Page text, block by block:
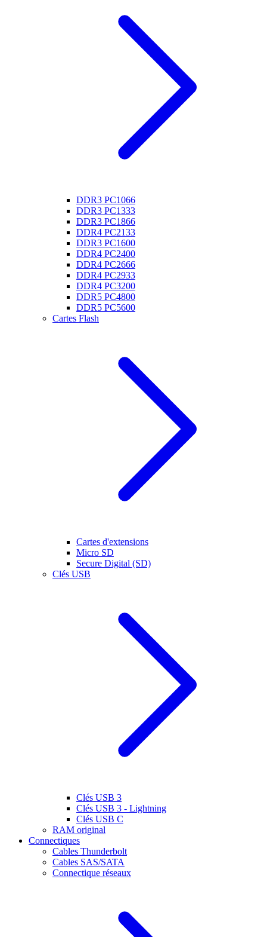
DDR3 PC1066
DDR3 PC1333
DDR3 PC1866
DDR4 PC2133
DDR3 PC1600
DDR4 PC2400
DDR4 PC2666
DDR4 PC2933
DDR4 PC3200
DDR5 PC4800
DDR5 PC5600
Cartes Flash
Cartes d'extensions
Micro SD
Secure Digital (SD)
Clés USB
Clés USB 3
Clés USB 3 - Lightning
Clés USB C
RAM original
Connectiques
Cables Thunderbolt
Cables SAS/SATA
Connectique réseaux